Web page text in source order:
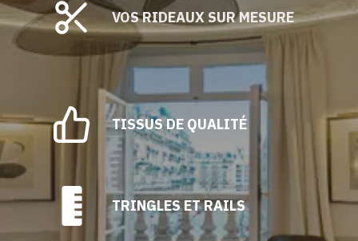
VOS RIDEAUX SUR MESURE
TISSUS DE QUALITÉ
TRINGLES ET RAILS